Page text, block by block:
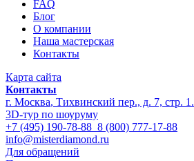
FAQ
Блог
О компании
Наша мастерская
Контакты
Карта сайта
Контакты
г. Москва, Тихвинский пер., д. 7, стр. 1.
3D-тур по шоуруму
+7 (495) 190-78-88 8 (800) 777-17-88
info@misterdiamond.ru
Для обращений